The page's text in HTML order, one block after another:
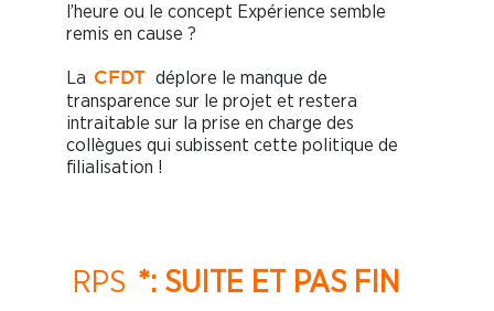
l’heure ou le concept Expérience semble
remis en cause ?
La CFDT
déplore le manque de
transparence sur le projet et restera
intraitable sur la prise en charge des
collègues qui subissent cette politique de
filialisation !
RPS *: SUITE ET PAS FIN